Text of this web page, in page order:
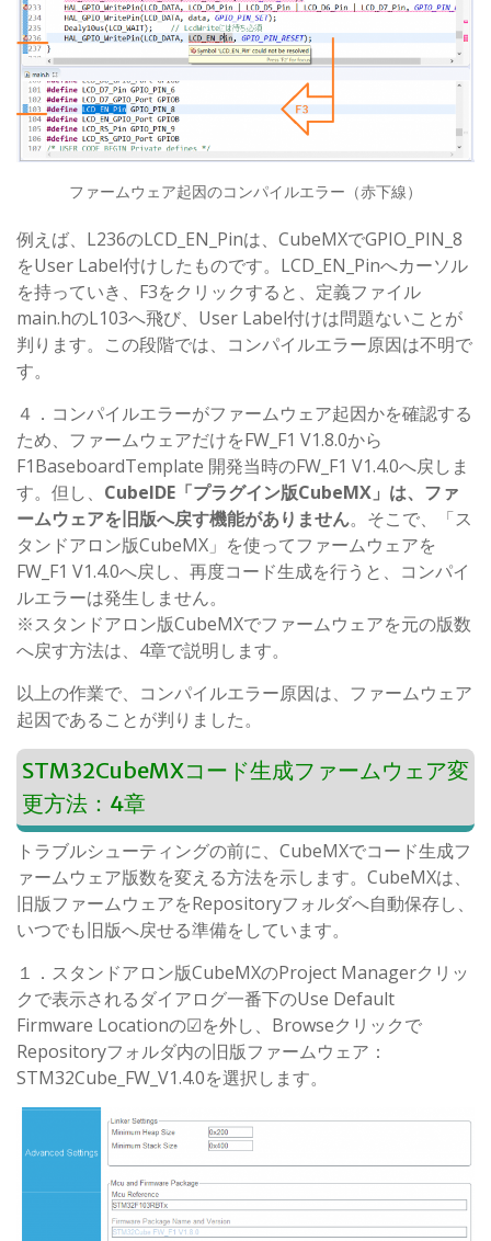
ファームウェア起因のコンパイルエラー（赤下線）
例えば、L236のLCD_EN_Pinは、CubeMXでGPIO_PIN_8
をUser Label付けしたものです。LCD_EN_Pinへカーソル
を持っていき、F3をクリックすると、定義ファイル
main.hのL103へ飛び、User Label付けは問題ないことが
判ります。この段階では、コンパイルエラー原因は不明で
す。
４．コンパイルエラーがファームウェア起因かを確認する
ため、ファームウェアだけをFW_F1 V1.8.0から
F1BaseboardTemplate 開発当時のFW_F1 V1.4.0へ戻しま
す。但し、 CubeIDE「プラグイン版CubeMX」は、ファ
ームウェアを旧版へ戻す機能がありません。そこで、「ス
タンドアロン版CubeMX」を使ってファームウェアを
FW_F1 V1.4.0へ戻し、再度コード生成を行うと、コンパイ
ルエラーは発生しません。
※スタンドアロン版CubeMXでファームウェアを元の版数
へ戻す方法は、4章で説明します。
以上の作業で、コンパイルエラー原因は、ファームウェア
起因であることが判りました。
STM32CubeMXコード生成ファームウェア変
更方法：4章
トラブルシューティングの前に、CubeMXでコード生成フ
ァームウェア版数を変える方法を示します。CubeMXは、
旧版ファームウェアをRepositoryフォルダへ自動保存し、
いつでも旧版へ戻せる準備をしています。
１．スタンドアロン版CubeMXのProject Managerクリッ
クで表示されるダイアログ一番下のUse Default
Firmware Locationの☑を外し、Browseクリックで
Repositoryフォルダ内の旧版ファームウェア：
STM32Cube_FW_V1.4.0を選択します。